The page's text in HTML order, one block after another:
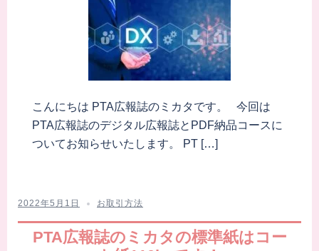
こんにちは PTA広報誌のミカタです。 今回は
PTA広報誌のデジタル広報誌とPDF納品コースに
ついてお知らせいたします。 PT […]
2022年5月1日 お取引方法
PTA広報誌のミカタの標準紙はコー